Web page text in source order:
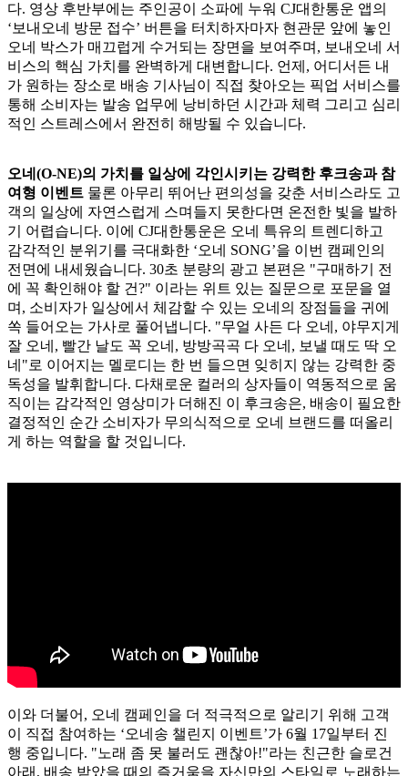
다. 영상 후반부에는 주인공이 소파에 누워 CJ대한통운 앱의
‘보내오네 방문 접수’ 버튼을 터치하자마자 현관문 앞에 놓인
오네 박스가 매끄럽게 수거되는 장면을 보여주며, 보내오네 서
비스의 핵심 가치를 완벽하게 대변합니다. 언제, 어디서든 내
가 원하는 장소로 배송 기사님이 직접 찾아오는 픽업 서비스를
통해 소비자는 발송 업무에 낭비하던 시간과 체력 그리고 심리
적인 스트레스에서 완전히 해방될 수 있습니다.
오네(O-NE)의 가치를 일상에 각인시키는 강력한 후크송과 참
여형 이벤트 물론 아무리 뛰어난 편의성을 갖춘 서비스라도 고
객의 일상에 자연스럽게 스며들지 못한다면 온전한 빛을 발하
기 어렵습니다. 이에 CJ대한통운은 오네 특유의 트렌디하고
감각적인 분위기를 극대화한 ‘오네 SONG’을 이번 캠페인의
전면에 내세웠습니다. 30초 분량의 광고 본편은 "구매하기 전
에 꼭 확인해야 할 건?" 이라는 위트 있는 질문으로 포문을 열
며, 소비자가 일상에서 체감할 수 있는 오네의 장점들을 귀에
쏙 들어오는 가사로 풀어냅니다. "무얼 사든 다 오네, 야무지게
잘 오네, 빨간 날도 꼭 오네, 방방곡곡 다 오네, 보낼 때도 딱 오
네"로 이어지는 멜로디는 한 번 들으면 잊히지 않는 강력한 중
독성을 발휘합니다. 다채로운 컬러의 상자들이 역동적으로 움
직이는 감각적인 영상미가 더해진 이 후크송은, 배송이 필요한
결정적인 순간 소비자가 무의식적으로 오네 브랜드를 떠올리
게 하는 역할을 할 것입니다.
이와 더불어, 오네 캠페인을 더 적극적으로 알리기 위해 고객
이 직접 참여하는 ‘오네송 챌린지 이벤트’가 6월 17일부터 진
행 중입니다. "노래 좀 못 불러도 괜찮아!"라는 친근한 슬로건
아래, 배송 받았을 때의 즐거움을 자신만의 스타일로 노래하는